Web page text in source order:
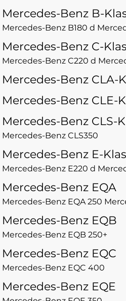
Mercedes-Benz B-
Mercedes-Benz B180 d
Mercedes-Benz C-
Mercedes-Benz C220 d
Mercedes-Benz CLA-
Mercedes-Benz CLE-
Mercedes-Benz CLS-
Mercedes-Benz CLS350
Mercedes-Benz E-
Mercedes-Benz E220 d
Mercedes-Benz EQA
Mercedes-Benz EQA 250
Mercedes-Benz EQB
Mercedes-Benz EQB 250+
Mercedes-Benz EQC
Mercedes-Benz EQC 400
Mercedes-Benz EQE